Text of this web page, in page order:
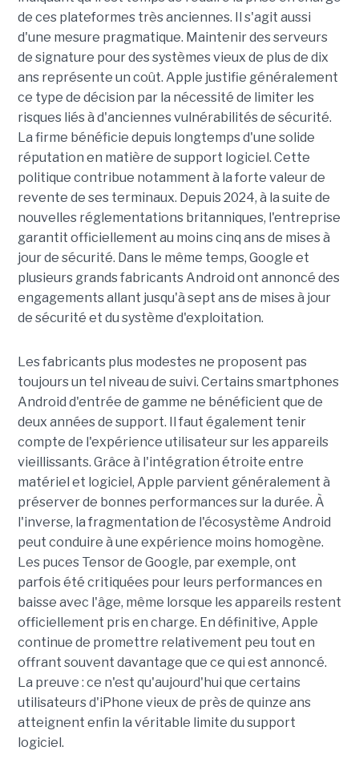
de ces plateformes très anciennes. Il s'agit aussi
d'une mesure pragmatique. Maintenir des serveurs
de signature pour des systèmes vieux de plus de dix
ans représente un coût. Apple justifie généralement
ce type de décision par la nécessité de limiter les
risques liés à d'anciennes vulnérabilités de sécurité.
La firme bénéficie depuis longtemps d'une solide
réputation en matière de support logiciel. Cette
politique contribue notamment à la forte valeur de
revente de ses terminaux. Depuis 2024, à la suite de
nouvelles réglementations britanniques, l'entreprise
garantit officiellement au moins cinq ans de mises à
jour de sécurité. Dans le même temps, Google et
plusieurs grands fabricants Android ont annoncé des
engagements allant jusqu'à sept ans de mises à jour
de sécurité et du système d'exploitation.
Les fabricants plus modestes ne proposent pas
toujours un tel niveau de suivi. Certains smartphones
Android d'entrée de gamme ne bénéficient que de
deux années de support. Il faut également tenir
compte de l'expérience utilisateur sur les appareils
vieillissants. Grâce à l'intégration étroite entre
matériel et logiciel, Apple parvient généralement à
préserver de bonnes performances sur la durée. À
l'inverse, la fragmentation de l'écosystème Android
peut conduire à une expérience moins homogène.
Les puces Tensor de Google, par exemple, ont
parfois été critiquées pour leurs performances en
baisse avec l'âge, même lorsque les appareils restent
officiellement pris en charge. En définitive, Apple
continue de promettre relativement peu tout en
offrant souvent davantage que ce qui est annoncé.
La preuve : ce n'est qu'aujourd'hui que certains
utilisateurs d'iPhone vieux de près de quinze ans
atteignent enfin la véritable limite du support
logiciel.